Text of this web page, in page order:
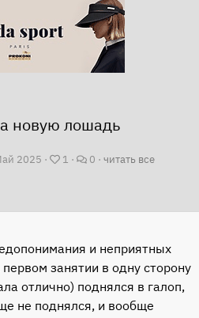
новую лошадь
2025 1 0
читать все
и неприятных
занятии в одну сторону
отлично) поднялся в галоп,
не поднялся, и вообще